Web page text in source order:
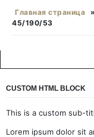
Главная страница »
45/190/53
CUSTOM HTML BLOCK
This is a custom sub-
Lorem ipsum dolor sit